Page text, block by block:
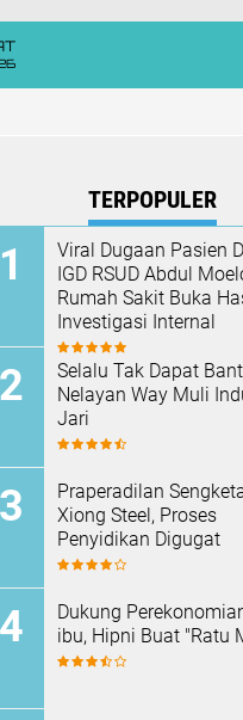
TERPOPULER
Viral Dugaan Pasien
IGD RSUD Abdul
Rumah Sakit Buka
Investigasi Internal
Selalu Tak Dapat
Nelayan Way Muli
Jari
Praperadilan
Xiong Steel, Proses
Penyidikan Digugat
Dukung
ibu, Hipni Buat "Ratu